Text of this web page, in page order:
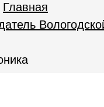
Главная